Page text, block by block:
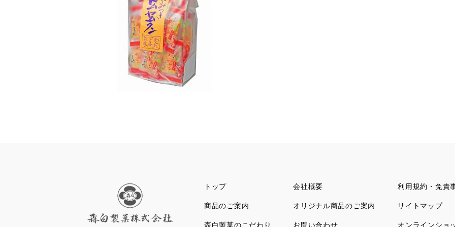
トップ
商品のご案内
森白製菓のこだわり
会社概要
オリジナル商品のご案内
お問い合わせ
利用規約・免責
サイトマップ
オンラインショ